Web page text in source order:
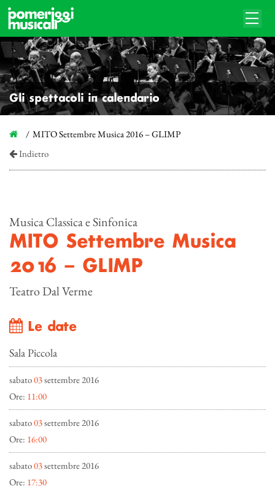
Gli spettacoli in calendario
MITO Settembre Musica 2016 – GLIMP
Indietro
Musica Classica e Sinfonica
MITO Settembre Musica
2016 – GLIMP
Teatro Dal Verme
Le date
Sala Piccola
sabato03settembre 2016
Ore: 11:00
sabato03settembre 2016
Ore: 16:00
sabato03settembre 2016
Ore: 17:30